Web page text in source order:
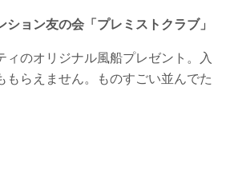
ョン友の会「プレミストクラブ」
ィのオリジナル風船プレゼント。入
もらえません。ものすごい並んでた